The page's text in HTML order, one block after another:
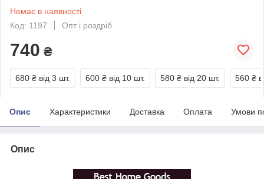
Немає в наявності
Код: 1197
Опт і роздріб
740 ₴
680 ₴ від 3 шт. 600 ₴ від 10 шт. 580 ₴ від 20 шт. 560 ₴
Опис Характеристики Доставка Оплата Умови
Опис